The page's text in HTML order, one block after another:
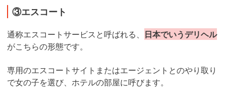
③エスコート
通称エスコートサービスと呼ばれる、 日本でいうデリヘル
がこちらの形態です。
専用のエスコートサイトまたはエージェントとのやり取り
で女の子を選び、ホテルの部屋に呼びます。